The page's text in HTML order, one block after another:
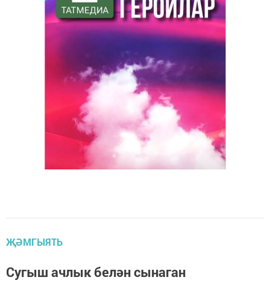
ҖӘМГЫЯТЬ
Сугыш ачлык белән сынаган